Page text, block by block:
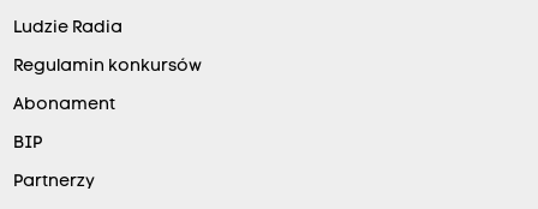
Ludzie Radia
Regulamin konkursów
Abonament
BIP
Partnerzy